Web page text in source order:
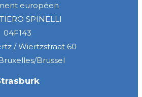
européen
SPINELLI
04F143
/ Wiertzstraat 60
Brussel